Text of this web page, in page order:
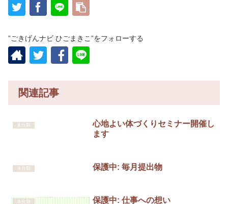
”ごきげんナビ ひごまきこ”をフォローする
関連記事
未分類
心地よい体づくりセミナー開催し
ます
未分類 保護中: 毎月提出物
未分類 保護中: 仕事への想い